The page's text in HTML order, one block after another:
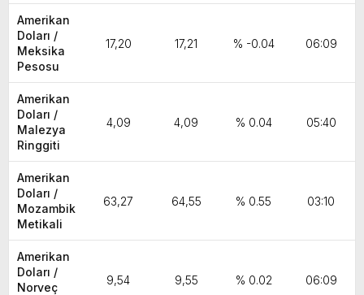
Amerikan
Doları /
Meksika
Pesosu
17,20 17,21 % -0.04 06:09
Amerikan
Doları /
Malezya
Ringgiti
4,09 4,09 % 0.04 05:40
Amerikan
Doları /
Mozambik
Metikali
63,27 64,55 % 0.55 03:10
Amerikan
Doları /
Norveç
9,54 9,55 % 0.02 06:09